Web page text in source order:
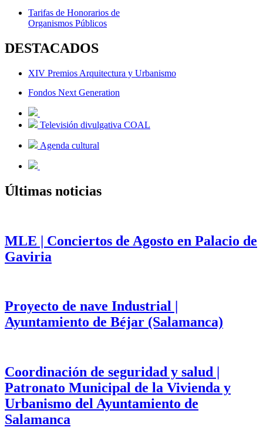
Tarifas de Honorarios de
Organismos Públicos
DESTACADOS
XIV Premios Arquitectura y Urbanismo
Fondos Next Generation
Televisión divulgativa COAL
Agenda cultural
Últimas noticias
MLE | Conciertos de Agosto en Palacio de
Gaviria
Proyecto de nave Industrial |
Ayuntamiento de Béjar (Salamanca)
Coordinación de seguridad y salud |
Patronato Municipal de la Vivienda y
Urbanismo del Ayuntamiento de
Salamanca